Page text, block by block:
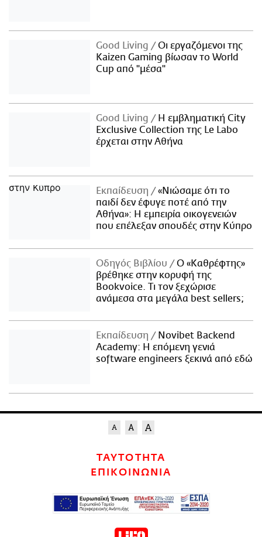
Good Living
Οι εργαζόμενοι της
Kaizen Gaming βίωσαν το World
Cup από "μέσα"
Good Living
Η εμβληματική City
Exclusive Collection της Le Labo
έρχεται στην Αθήνα
Εκπαίδευση
«Νιώσαμε ότι το
παιδί δεν έφυγε ποτέ από την
Αθήνα»: Η εμπειρία οικογενειών
που επέλεξαν σπουδές στην Κύπρο
Οδηγός Βιβλίου
Ο «Καθρέφτης»
βρέθηκε στην κορυφή της
Bookvoice. Τι τον ξεχώρισε
ανάμεσα στα μεγάλα best sellers;
Εκπαίδευση
Novibet Backend
Academy: Η επόμενη γενιά
software engineers ξεκινά από εδώ
ΤΑΥΤΟΤΗΤΑ
ΕΠΙΚΟΙΝΩΝΙΑ